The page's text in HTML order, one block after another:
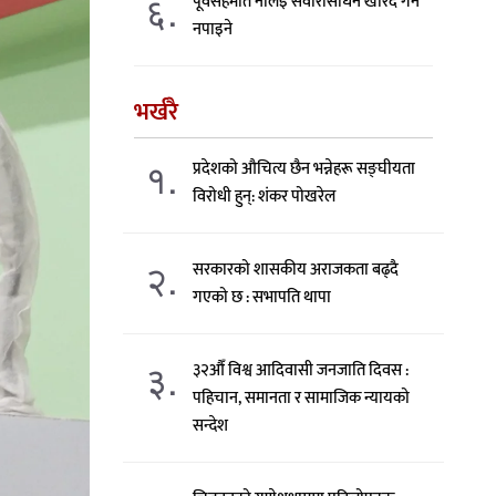
नपाइने
भर्खरै
१.
प्रदेशको औचित्य छैन भन्नेहरू सङ्घीयता
विरोधी हुन्: शंकर पोखरेल
२.
सरकारको शासकीय अराजकता बढ्दै
गएको छ : सभापति थापा
३.
३२औँ विश्व आदिवासी जनजाति दिवस :
पहिचान, समानता र सामाजिक न्यायको
सन्देश